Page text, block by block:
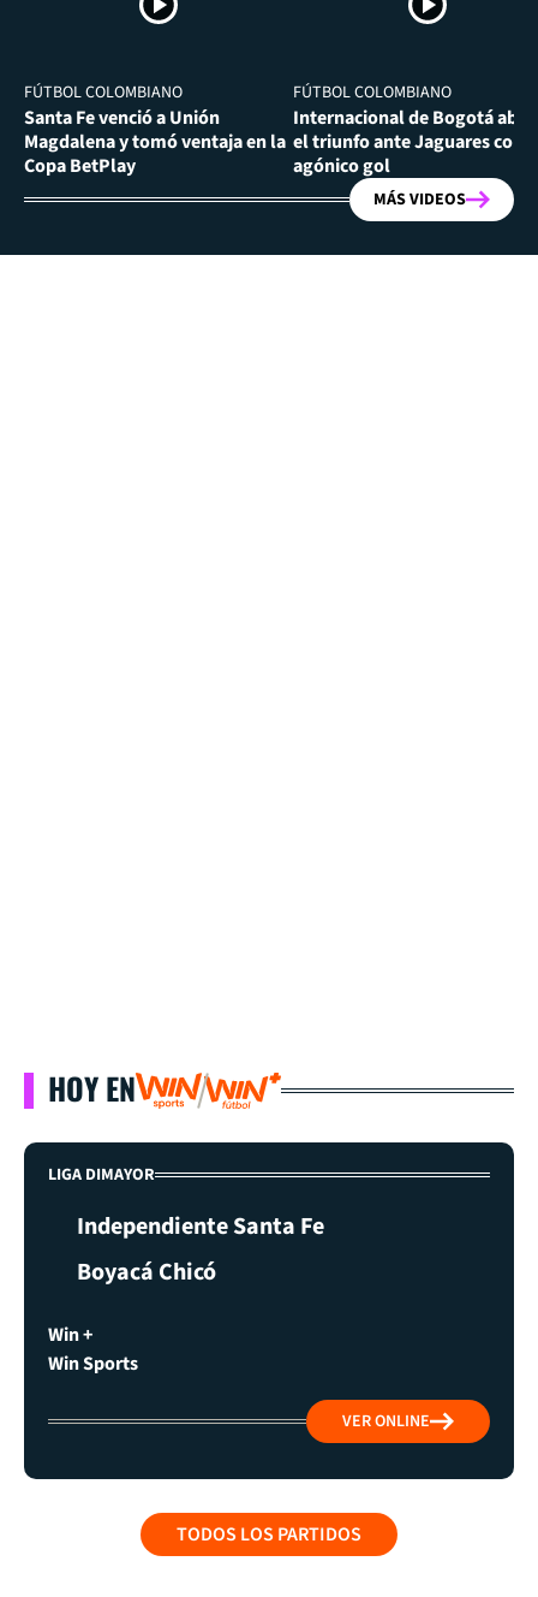
FÚTBOL COLOMBIANO
Santa Fe venció a Unión
Magdalena y tomó ventaja en la
Copa BetPlay
FÚTBOL COLOMBIANO
Internacional de Bogotá
el triunfo ante Jaguares con
agónico gol
MÁS VIDEOS
HOY EN
LIGA DIMAYOR
Independiente Santa Fe
Boyacá Chicó
Win +
Win Sports
VER ONLINE
TODOS LOS PARTIDOS